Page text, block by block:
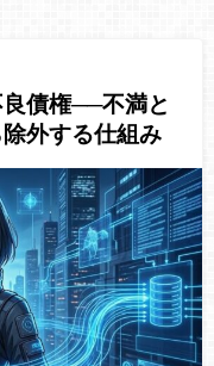
債権──不満と
外する仕組み